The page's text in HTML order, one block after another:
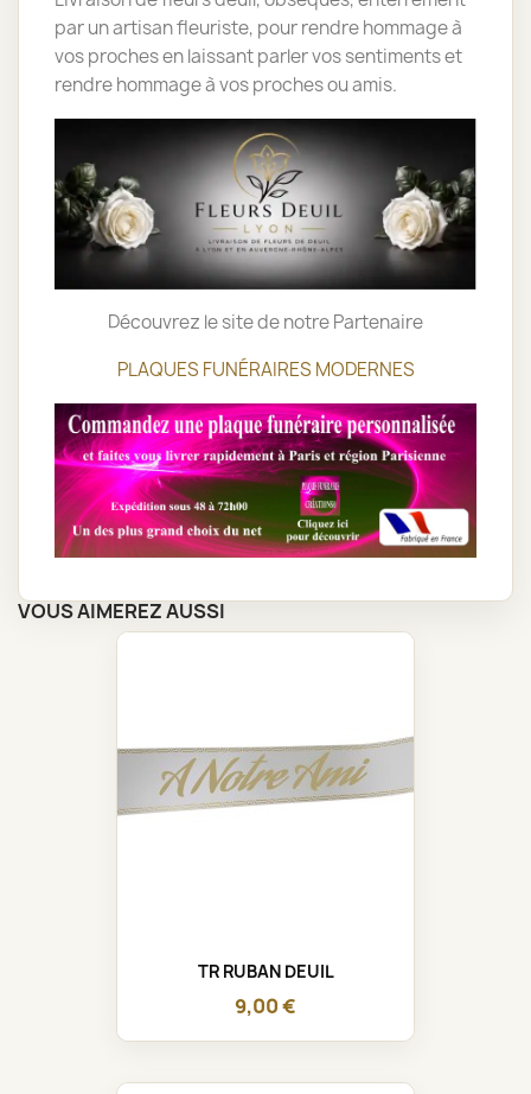
par un artisan fleuriste, pour rendre hommage à
vos proches en laissant parler vos sentiments et
rendre hommage à vos proches ou amis.
Découvrez le site de notre Partenaire
PLAQUES FUNÉRAIRES MODERNES
VOUS AIMEREZ AUSSI
TR RUBAN DEUIL
9,00 €